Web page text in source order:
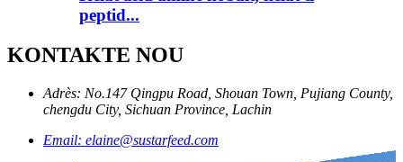
peptid...
KONTAKTE NOU
Adrès: No.147 Qingpu Road, Shouan Town, Pujiang County,
chengdu City, Sichuan Province, Lachin
Email: elaine@sustarfeed.com